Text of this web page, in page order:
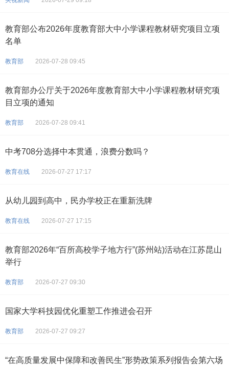
教育部公布2026年度教育部大中小学课程教材研究项目立项
名单
教育部 2026-07-28 09:45
教育部办公厅关于2026年度教育部大中小学课程教材研究项
目立项的通知
教育部 2026-07-28 09:41
中考708分选择中本贯通，浪费分数吗？
教育在线 2026-07-27 17:17
从幼儿园到高中，民办学校正在重新洗牌
教育在线 2026-07-27 17:15
教育部2026年“百所高校学子地方行”(苏州站)活动在江苏昆山
举行
教育部 2026-07-27 09:30
国家大学科技园优化重塑工作推进会召开
教育部 2026-07-27 09:27
“在高质量发展中保障和改善民生”形势政策系列报告会第六场